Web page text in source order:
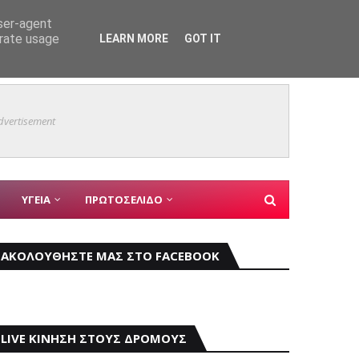
ΥΓΕΙΑ ΠΡΩΤΟΣΕΛΙΔΟ
ΑΚΟΛΟΥΘΗΣΤΕ ΜΑΣ ΣΤΟ FACEBOOK
LIVE ΚΙΝΗΣΗ ΣΤΟΥΣ ΔΡΟΜΟΥΣ
agent
usage
LEARN MORE GOT IT